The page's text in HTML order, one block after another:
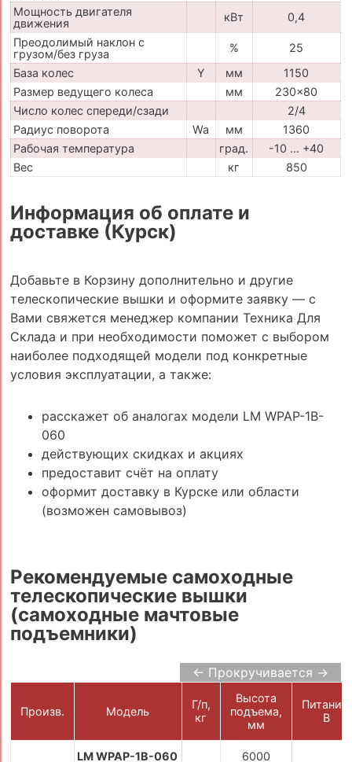
Мощность двигателя
движения
кВт
0,4
Преодолимый наклон с
грузом/без груза
%
25
База колес
Y мм
1150
Размер ведущего колеса
мм
230x80
Число колес спереди/сзади
2/4
Радиус поворота
Wa мм
1360
Рабочая температура
град.
-10 … +40
Вес
кг 850
Информация об оплате и
доставке (Курск)
Добавьте в Корзину дополнительно и другие
телескопические вышки и оформите заявку — с
Вами свяжется менеджер компании Техника Для
Склада и при необходимости поможет с выбором
наиболее подходящей модели под конкретные
условия эксплуатации, а также:
расскажет об аналогах модели LM WPAP-1B-
060
действующих скидках и акциях
предоставит счёт на оплату
оформит доставку в Курске или области
(возможен самовывоз)
Рекомендуемые самоходные
телескопические вышки
(самоходные мачтовые
подъемники)
← Прокручивается →
Произв. Модель
Г/п,
кг
Высота
подъема,
мм
Питание,
В
LM WPAP-1B-060 6000